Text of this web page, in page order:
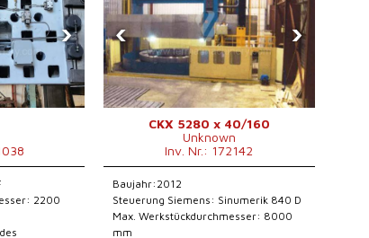
›
2200
‹ ›
CKX 5280 x 40/160
Unknown
Inv. Nr.: 172142
Baujahr:2012
Steuerung Siemens: Sinumerik 840 D
Max. Werkstückdurchmesser: 8000
mm